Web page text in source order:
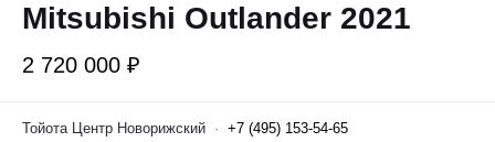
Mitsubishi Outlander 2021
2 720 000 ₽
Тойота Центр Новорижский · +7 (495) 153-54-65